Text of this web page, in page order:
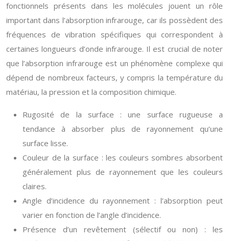
fonctionnels présents dans les molécules jouent un rôle
important dans l’absorption infrarouge, car ils possèdent des
fréquences de vibration spécifiques qui correspondent à
certaines longueurs d’onde infrarouge. Il est crucial de noter
que l’absorption infrarouge est un phénomène complexe qui
dépend de nombreux facteurs, y compris la température du
matériau, la pression et la composition chimique.
Rugosité de la surface : une surface rugueuse a
tendance à absorber plus de rayonnement qu’une
surface lisse.
Couleur de la surface : les couleurs sombres absorbent
généralement plus de rayonnement que les couleurs
claires.
Angle d’incidence du rayonnement : l’absorption peut
varier en fonction de l’angle d’incidence.
Présence d’un revêtement (sélectif ou non) : les